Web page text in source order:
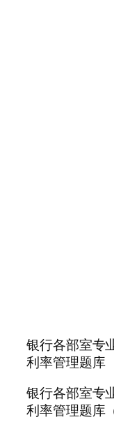
银行各部室专
利率管理题库
银行各部室专
利率管理题库